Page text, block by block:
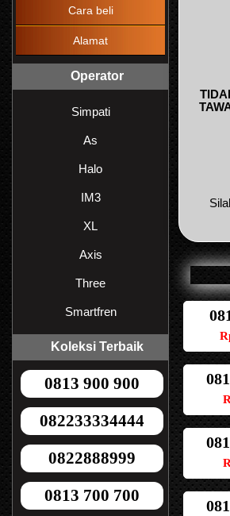
Cara beli
Alamat
Operator
Simpati
As
Halo
IM3
XL
Axis
Three
Smartfren
Koleksi Terbaik
0813 900 900
082233334444
0822888999
0813 700 700